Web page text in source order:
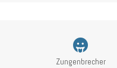
Zungenbrecher